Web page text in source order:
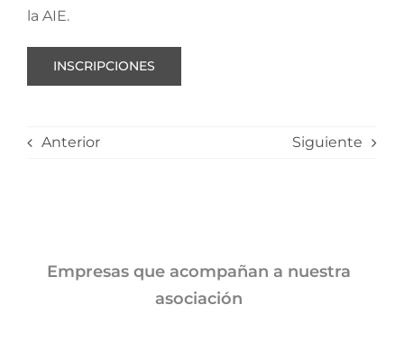
la AIE.
INSCRIPCIONES
Anterior Siguiente
Empresas que acompañan a nuestra
asociación